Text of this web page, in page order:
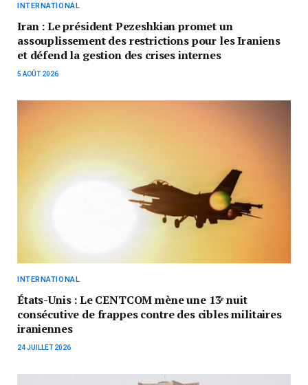
INTERNATIONAL
Iran : Le président Pezeshkian promet un
assouplissement des restrictions pour les Iraniens
et défend la gestion des crises internes
5 AOÛT 2026
INTERNATIONAL
États-Unis : Le CENTCOM mène une 13ᵉ nuit
consécutive de frappes contre des cibles militaires
iraniennes
24 JUILLET 2026